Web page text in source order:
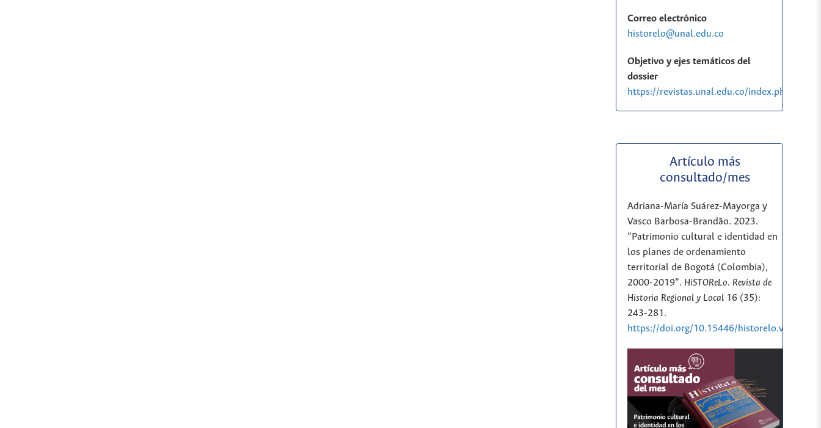
Correo electrónico
historelo@unal.edu.co
Objetivo y ejes temáticos del
dossier
https://revistas.unal.edu.co/index.php/
Artículo más
consultado/mes
Adriana-María Suárez-Mayorga y
Vasco Barbosa-Brandão. 2023.
“Patrimonio cultural e identidad en
los planes de ordenamiento
territorial de Bogotá (Colombia),
2000-2019”. HiSTOReLo. Revista de
Historia Regional y Local16 (35):
243-281.
https://doi.org/10.15446/